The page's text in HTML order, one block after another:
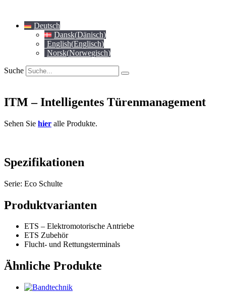
springen Deutsch
Dansk(Dänisch)
English(Englisch)
Norsk(Norwegisch)
Suche
ITM – Intelligentes Türenmanagement
Sehen Sie hier alle Produkte.
Spezifikationen
Serie: Eco Schulte
Produktvarianten
ETS – Elektromotorische Antriebe
ETS Zubehör
Flucht- und Rettungsterminals
Ähnliche Produkte